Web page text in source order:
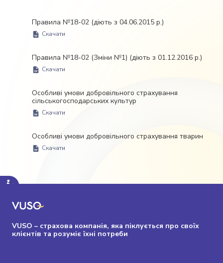
Правила №18-02 (діють з 04.06.2015 р.)
Скачати
Правила №18-02 (Зміни №1) (діють з 01.12.2016 р.)
Скачати
Особливі умови добровільного страхування
сільськогосподарських культур
Скачати
Особливі умови добровільного страхування тварин
Скачати
VUSO – страхова компанія, яка піклується про своїх
клієнтів та розуміє їхні потреби